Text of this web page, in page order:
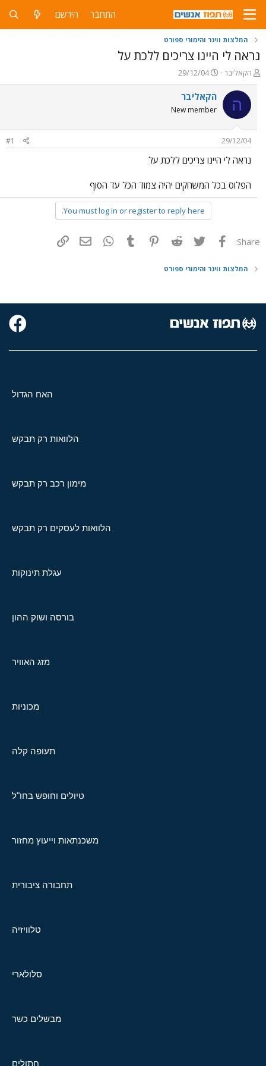
התחבר הירשם
המלצות ווינר והימורי ספורט
נראה לי היינו צריכים ללכת על
פ
ו
ת
ח
ה
ש
א
הקאליבר
פ
ו
ר
ס
ם
ר
29/12/04
ה הקאליבר
New member
29/12/04
#1
נראה לי היינו צריכים ללכת על
הפלוס בכל המשחקים יהיה צמוד הכל עד הסוף
You must log in or register to reply here.
Share: פייסבוק Twitter
Reddit
Pinterest
Tumblr
WhatsAppדואר אלקטרוני
המלצות ווינר והימורי ספורט
האח הגדול
הלוואות רק תבקש
מימון רכב רק תבקש
הלוואות לעסקים רק תבקש
עגלת תינוקות
בורסה ושוק ההון
מזג האוויר
מכוניות
תעופה קלה
טיולים וחופש בחו"ל
משכנתאות וייעוץ מחזור
תחבורה ציבורית
טלוויזיה
סלולארי
מבשלים כשר
חתולים